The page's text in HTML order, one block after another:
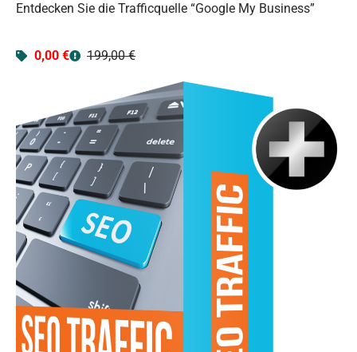
Entdecken Sie die Trafficquelle “Google My Business”
0,00 € 199,00 €